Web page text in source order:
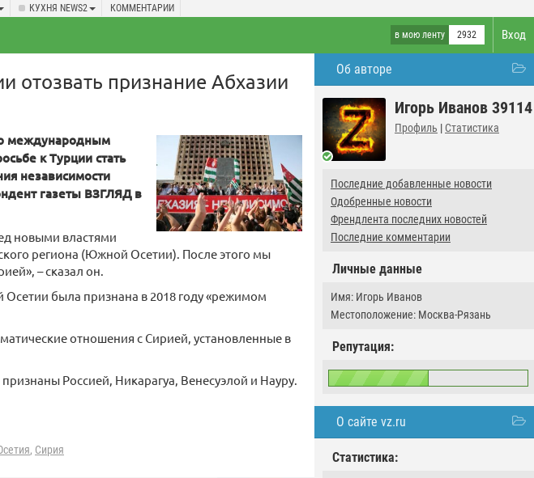
КУХНЯ NEWS2 КОММЕНТАРИИ
Вход
в мою ленту 2932
Об авторе
Игорь Иванов 39114
Профиль | Статистика
Последние добавленные новости
Одобренные новости
Френдлента последних новостей
Последние комментарии
Личные данные
Имя: Игорь Иванов
Местоположение: Москва-Рязань
Репутация:
О сайте vz.ru
Статистика:
отозвать признание Абхазии
международным
к Турции стать
независимости
газеты ВЗГЛЯД в
новыми властями
региона (Южной Осетии). После этого мы
– сказал он.
была признана в 2018 году «режимом
отношения с Сирией, установленные в
Россией, Никарагуа, Венесуэлой и Науру.
, Сирия